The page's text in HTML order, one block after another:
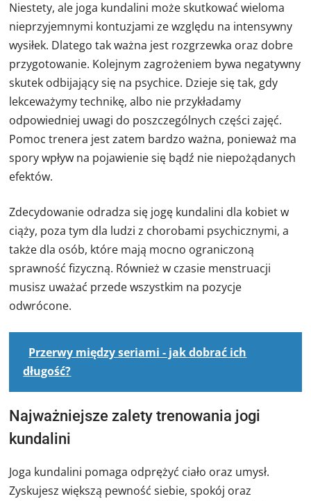
Niestety, ale joga kundalini może skutkować wieloma
nieprzyjemnymi kontuzjami ze względu na intensywny
wysiłek. Dlatego tak ważna jest rozgrzewka oraz dobre
przygotowanie. Kolejnym zagrożeniem bywa negatywny
skutek odbijający się na psychice. Dzieje się tak, gdy
lekceważymy technikę, albo nie przykładamy
odpowiedniej uwagi do poszczególnych części zajęć.
Pomoc trenera jest zatem bardzo ważna, ponieważ ma
spory wpływ na pojawienie się bądź nie niepożądanych
efektów.
Zdecydowanie odradza się jogę kundalini dla kobiet w
ciąży, poza tym dla ludzi z chorobami psychicznymi, a
także dla osób, które mają mocno ograniczoną
sprawność fizyczną. Również w czasie menstruacji
musisz uważać przede wszystkim na pozycje
odwrócone.
Przerwy między seriami - jak dobrać ich
długość?
Najważniejsze zalety trenowania jogi
kundalini
Joga kundalini pomaga odprężyć ciało oraz umysł.
Zyskujesz większą pewność siebie, spokój oraz